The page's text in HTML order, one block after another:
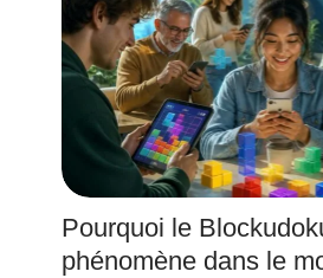
Pourquoi le
phénomène dans le